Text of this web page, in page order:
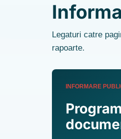
Legaturi catre
rapoarte.
INFORMARE